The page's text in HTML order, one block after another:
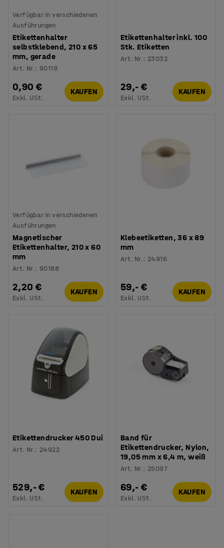
Verfügbar in verschiedenen
Ausführungen
Etikettenhalter
selbstklebend, 210 x 65
mm, gerade
Art. Nr.: 90119
0,90 €
Exkl. USt.
KAUFEN
Etikettenhalter inkl. 100
Stk. Etiketten
Art. Nr.: 23032
29,- €
Exkl. USt.
KAUFEN
Verfügbar in verschiedenen
Ausführungen
Magnetischer
Etikettenhalter, 210 x 60
mm
Art. Nr.: 90188
2,20 €
Exkl. USt.
KAUFEN
Klebeetiketten, 36 x 89
mm
Art. Nr.: 24916
59,- €
Exkl. USt.
KAUFEN
Etikettendrucker 450 Dui
Art. Nr.: 24922
529,- €
Exkl. USt.
KAUFEN
Band für
Etikettendrucker, Nylon,
19,05 mm x 6,4 m, weiß
Art. Nr.: 25097
69,- €
Exkl. USt.
KAUFEN